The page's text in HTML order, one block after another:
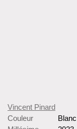
Vincent Pinard
Couleur
Blanc